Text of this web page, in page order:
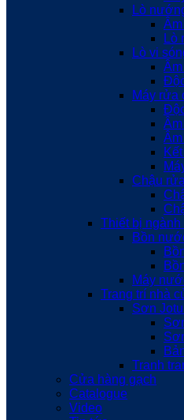
Lò
Âm
Lò
Lò vi
Âm
Máy rửa
Chậu
Thiết bị
Bồn
Máy
Trang trí nhà
Sơn
Tranh
Cửa hàng gạch
Catalogue
Video